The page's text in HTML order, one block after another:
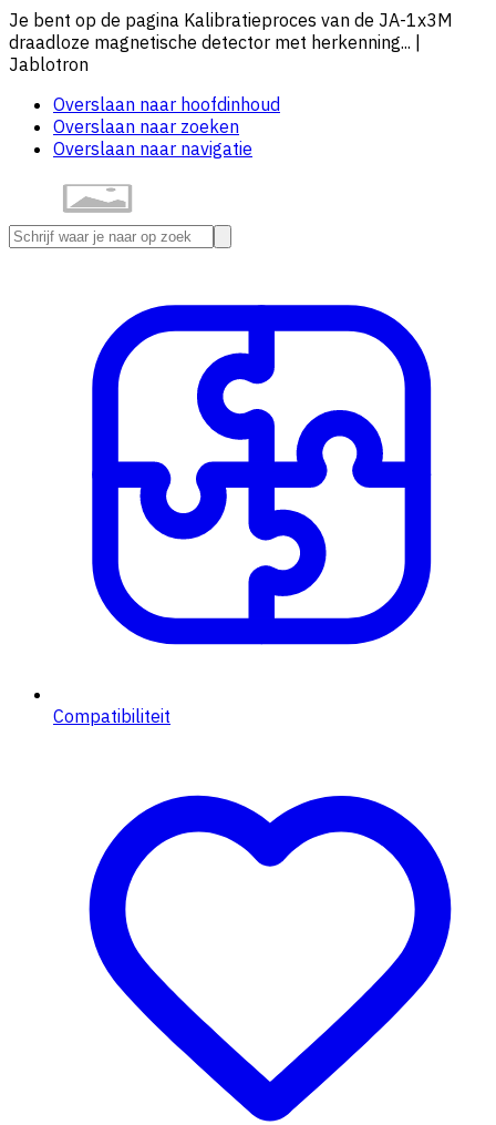
Je bent op de pagina Kalibratieproces van de JA-1x3M
draadloze magnetische detector met herkenning... |
Jablotron
Overslaan naar hoofdinhoud
Overslaan naar zoeken
Overslaan naar navigatie
Compatibiliteit